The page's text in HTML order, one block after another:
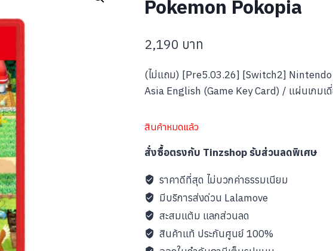
Pokemon Pokopia
2,190 บาท
(ไม่แถม) [Pre5.03.26] [Switch2]
Asia English (Game Key Card) / แผ่นเกมเ
สินค้าหมดแล้ว
สั่งซื้อตรงกับ Tinzshop รับส่วนลดพิเศษ
ราคาดีที่สุด ไม่บวกค่าธรรมเนียม
มีบริการส่งด่วน Lalamove
สะสมแต้ม แลกส่วนลด
สินค้าแท้ ประกันศูนย์ 100%